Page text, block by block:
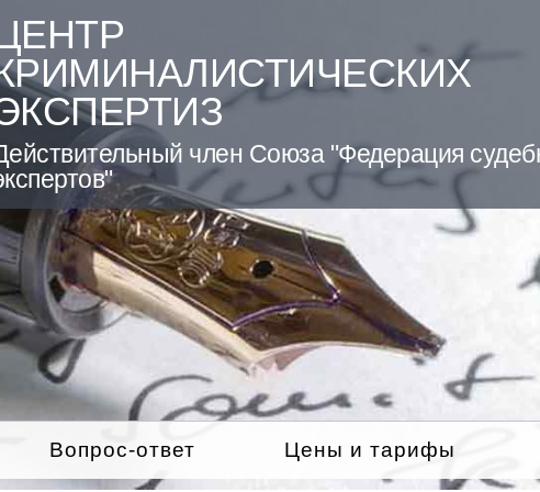
член Союза "Федерация
Вопрос-ответ Цены и тарифы